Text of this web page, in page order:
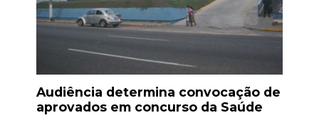
Audiência determina convocação de
aprovados em concurso da Saúde